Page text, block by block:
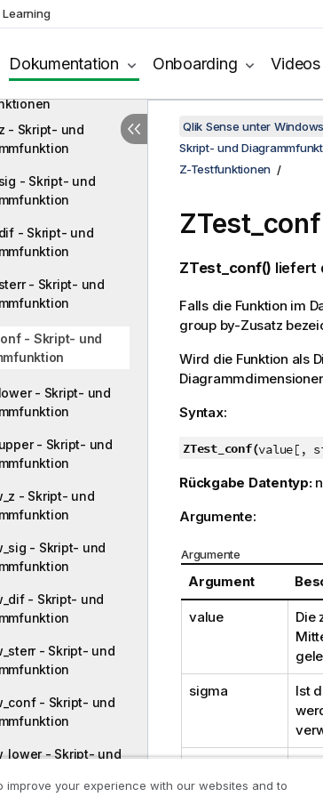
Learning
Dokumentation Onboarding Videos
- Skript- und
- Skript- und
- Skript- und
- Skript- und
- Skript- und
- Skript- und
- Skript- und
- Skript- und
- Skript- und
- Skript- und
- Skript- und
- Skript- und
- Skript- und
Qlik Sense unter
Skript- und
Z-Testfunktionen
ZTest_conf
ZTest_conf() liefert
Falls die Funktion im
group by-Zusatz
Wird die Funktion als
Syntax:
ZTest_conf(value[,
Rückgabe Datentyp:
Argumente:
Argumente
Argument
value
Die
sigma Ist
improve your experience with our websites and to